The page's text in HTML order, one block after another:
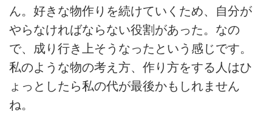
ん。好きな物作りを続けていくため、自分が
やらなければならない役割があった。なの
で、成り行き上そうなったという感じです。
私のような物の考え方、作り方をする人はひ
ょっとしたら私の代が最後かもしれません
ね。